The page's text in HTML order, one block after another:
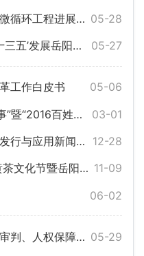
05-28
程进展情况通报会
05-27
展岳阳专场对接会
05-06
工作白皮书
03-01
”评选活动新闻发布座谈会举行
12-28
应用新闻发布会
11-09
茶业博览会新闻发布会
06-02
05-29
与犯罪预防工作情况